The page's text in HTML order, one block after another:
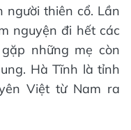
người thiên cổ. Lần
nguyện đi hết các
những mẹ còn
Hà Tĩnh là tỉnh
Việt từ Nam ra